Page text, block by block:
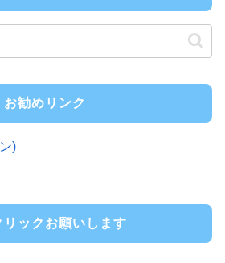
お勧めリンク
)
リックお願いします